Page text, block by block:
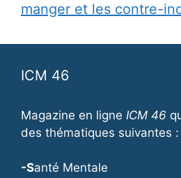
manger et les contre-
ICM 46
Magazine en ligne ICM 46
des thématiques suivantes :
-Santé Mentale